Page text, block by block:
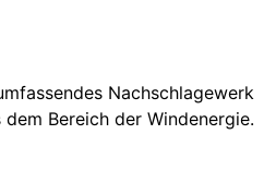
Nachschlage­werk
Bereich der Wind­energie.